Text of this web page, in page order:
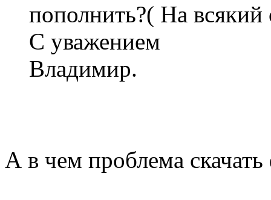
пополнить?( На
С уважением
Владимир.
А в чем проблема